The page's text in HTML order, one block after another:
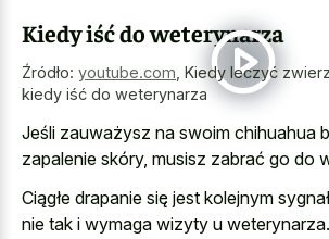
Kiedy iść do weterynarza
Źródło: youtube.com Kiedy leczyć
kiedy iść do weterynarza
Jeśli zauważysz na swoim chihuahua
zapalenie skóry, musisz zabrać go do
Ciągłe drapanie się jest kolejnym
nie tak i wymaga wizyty u weterynarza.